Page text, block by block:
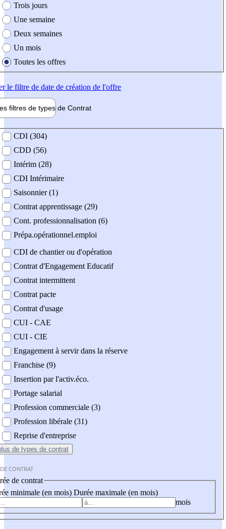
Trois jours
Une semaine
Deux semaines
Un mois
Toutes les offres
le filtre de date de création de l'offre
filtres de types de Contrat
contrat
CDI (304)
CDD (56)
Intérim (28)
CDI Intérimaire
Saisonnier (1)
Contrat apprentissage (29)
Cont. professionnalisation (6)
Prépa.opérationnel.emploi
CDI de chantier ou d'opération
Contrat d'Engagement Educatif
Contrat intermittent
Contrat pacte
Contrat d'usage
CUI - CAE
CUI - CIE
Engagement à servir dans la réserve
Franchise (9)
Insertion par l'activ.éco.
Portage salarial
Profession commerciale (3)
Profession libérale (31)
Reprise d'entreprise
de types de contrat
CONTRAT
de contrat
minimale (en mois) Durée maximale (en mois)
mois